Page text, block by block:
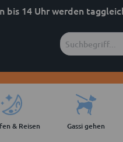
bis 14 Uhr werden
& Reisen Gassi gehen